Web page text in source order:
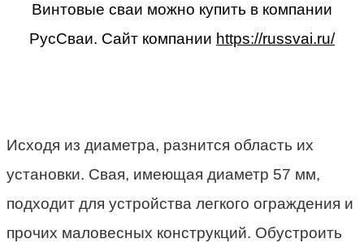
Винтовые сваи можно купить в компании
РусСваи. Сайт компании https://russvai.ru/
Исходя из диаметра, разнится область их
установки. Свая, имеющая диаметр 57 мм,
подходит для устройства легкого ограждения и
прочих маловесных конструкций. Обустроить